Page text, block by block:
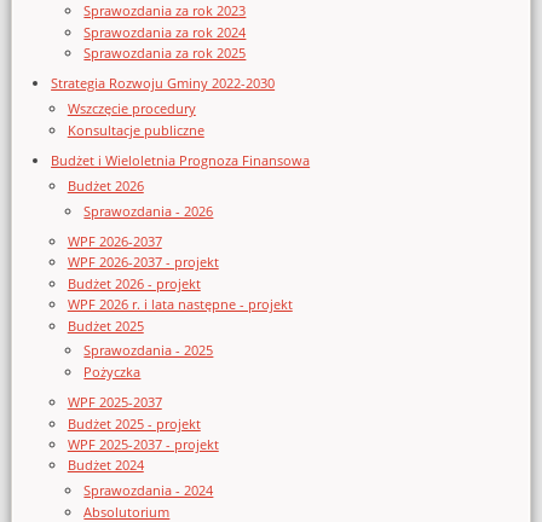
Sprawozdania za rok 2023
Sprawozdania za rok 2024
Sprawozdania za rok 2025
Strategia Rozwoju Gminy 2022-2030
Wszczęcie procedury
Konsultacje publiczne
Budżet i Wieloletnia Prognoza Finansowa
Budżet 2026
Sprawozdania - 2026
WPF 2026-2037
WPF 2026-2037 - projekt
Budżet 2026 - projekt
WPF 2026 r. i lata następne - projekt
Budżet 2025
Sprawozdania - 2025
Pożyczka
WPF 2025-2037
Budżet 2025 - projekt
WPF 2025-2037 - projekt
Budżet 2024
Sprawozdania - 2024
Absolutorium